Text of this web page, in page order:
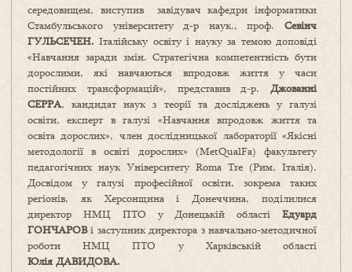
середовищем, виступив завідувач кафедри інформатики
Стамбульського університету д‑р наук., проф. Севінч
ГУЛЬСЕЧЕН. Італійську освіту і науку за темою доповіді
«Навчання заради змін. Стратегічна компетентність бути
дорослими, які навчаються впродовж життя у часи
постійних трансформацій», представив д-р. Джованні
СЕРРА, кандидат наук з теорії та досліджень у галузі
освіти, експерт в галузі «Навчання впродовж життя та
освіта дорослих», член дослідницької лабораторії «Якісні
методології в освіті дорослих» (MetQualFa) факультету
педагогічних наук Університету Roma Tre (Рим, Італія).
Досвідом у галузі професійної освіти, зокрема таких
регіонів, як Херсонщина і Донеччина, поділилися
директор НМЦ ПТО у Донецькій області Едуард
ГОНЧАРОВі заступник директора з навчально-методичної
роботи НМЦ ПТО у Харківській області
Юлія ДАВИДОВА.